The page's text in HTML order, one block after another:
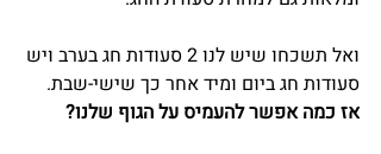
ואל תשכחו שיש לנו 2 סעודות חג בערב ויש
סעודות חג ביום ומיד אחר כך שישי-שבת.
אז כמה אפשר להעמיס על הגוף שלנו?